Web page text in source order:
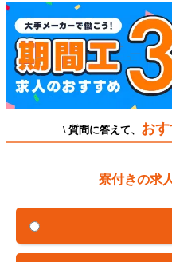
\ 質問に答えて、 お
寮付きの求